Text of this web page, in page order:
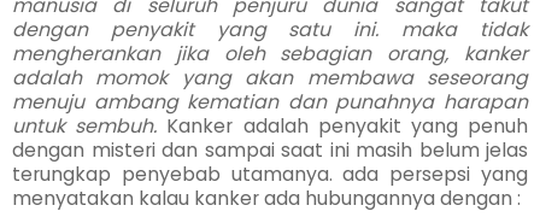
dengan penyakit yang satu ini. maka tidak
mengherankan jika oleh sebagian orang, kanker
adalah momok yang akan membawa seseorang
menuju ambang kematian dan punahnya harapan
untuk sembuh. Kanker adalah penyakit yang penuh
dengan misteri dan sampai saat ini masih belum jelas
terungkap penyebab utamanya. ada persepsi yang
menyatakan kalau kanker ada hubungannya dengan :